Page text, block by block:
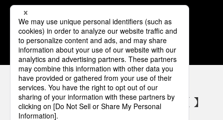
1 2 3 4 5
パナソニックの電気設備 SNSアカウント